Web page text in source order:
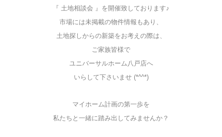
『 土地相談会 』を開催致しております♪
市場には未掲載の物件情報もあり、
土地探しからの新築をお考えの際は、
ご家族皆様で
ユニバーサルホーム八戸店へ
いらして下さいませ (*^^*)
マイホーム計画の第一歩を
私たちと一緒に踏み出してみませんか？